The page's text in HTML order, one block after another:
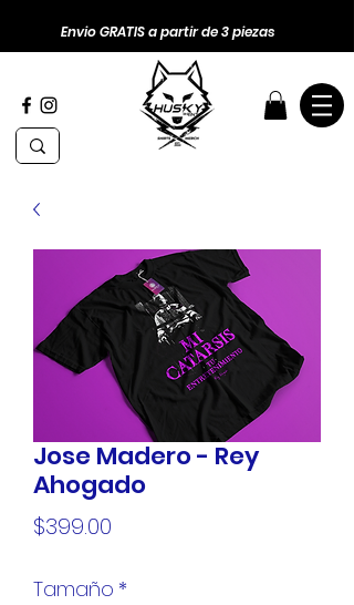
Envio GRATIS a partir de 3 piezas
Jose Madero - Rey
Ahogado
$399.00
Tamaño *